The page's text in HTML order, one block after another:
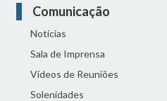
Comunicação
Notícias
Sala de Imprensa
Vídeos de Reuniões
Solenidades